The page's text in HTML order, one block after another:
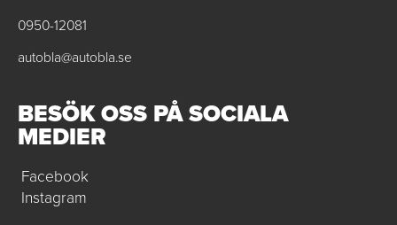
0950-12081
autobla@autobla.se
BESÖK OSS PÅ SOCIALA
MEDIER
Facebook
Instagram